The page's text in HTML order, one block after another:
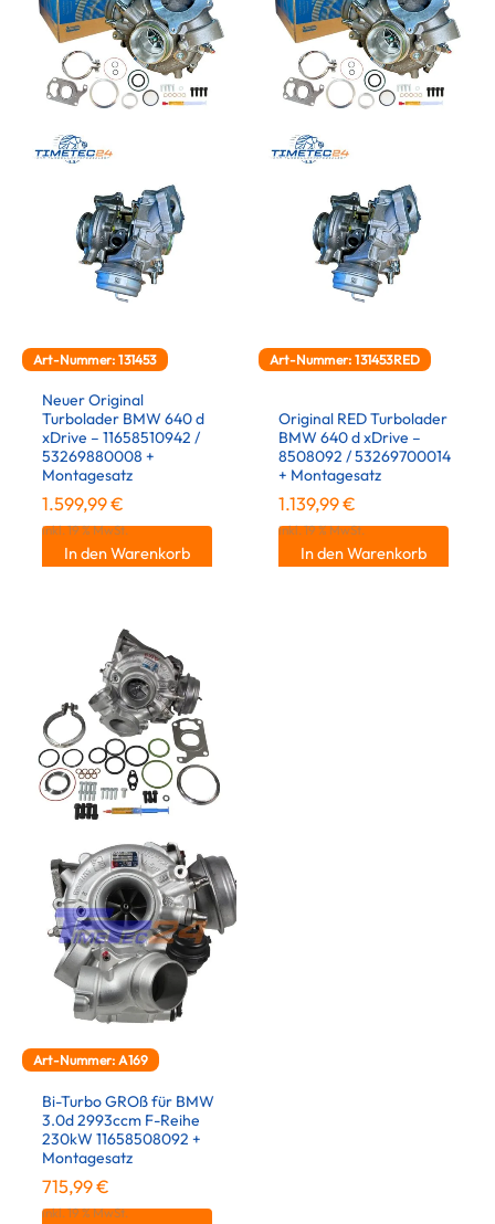
Art-Nummer: 131453
Neuer Original
Turbolader BMW 640 d
xDrive – 11658510942 /
53269880008 +
Montagesatz
1.599,99€
inkl. 19 % MwSt.
In den Warenkorb
Art-Nummer: 131453RED
Original RED Turbolader
BMW 640 d xDrive –
8508092 / 53269700014
+ Montagesatz
1.139,99€
inkl. 19 % MwSt.
In den Warenkorb
Art-Nummer: A169
Bi-Turbo GROß für BMW
3.0d 2993ccm F-Reihe
230kW 11658508092 +
Montagesatz
715,99€
inkl. 19 % MwSt.